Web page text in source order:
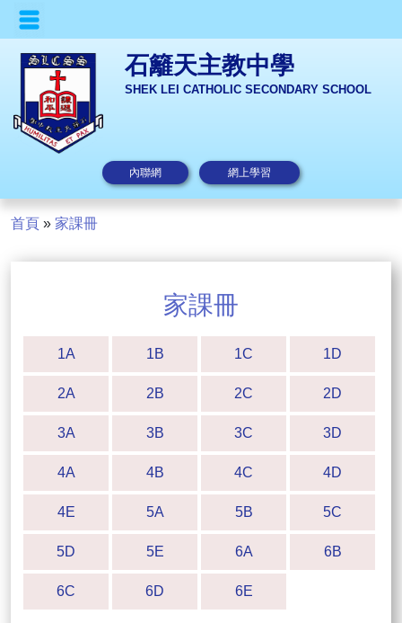
石籬天主教中學
SHEK LEI CATHOLIC SECONDARY SCHOOL
內聯網 網上學習
首頁 » 家課冊
家課冊
1A 1B 1C 1D
2A 2B 2C 2D
3A 3B 3C 3D
4A 4B 4C 4D
4E 5A 5B 5C
5D 5E 6A 6B
6C 6D 6E